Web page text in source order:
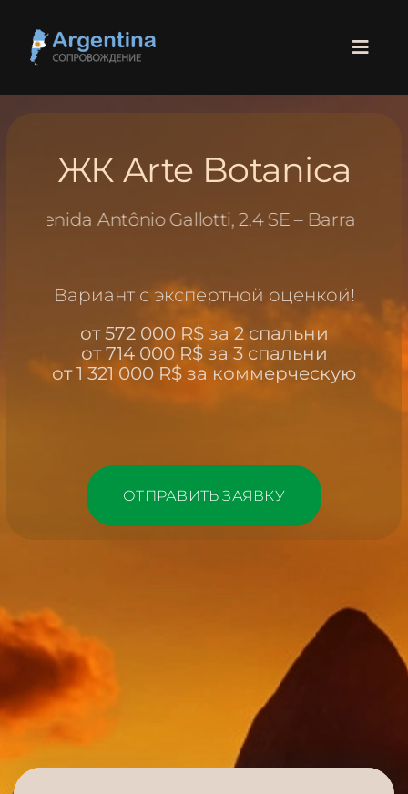
content
ПАРАГВАЙ
РОДЫ
ЛЕГАЛИЗАЦИЯ
ЖК Arte Botanica
Antônio Gallotti, 2.4 SE – Barra ◉
Вариант с экспертной оценкой!
от 572 000 R$ за 2 спальни
от 714 000 R$ за 3 спальни
от 1 321 000 R$ за коммерческую
ОТПРАВИТЬ ЗАЯВКУ